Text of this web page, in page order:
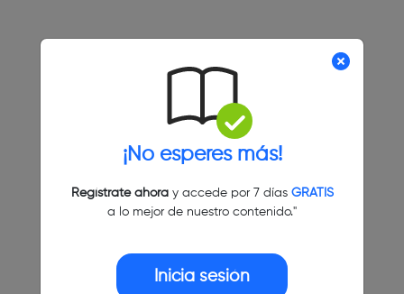
¡No esperes más!
Regístrate ahoray accede por 7 días GRATIS
a lo mejor de nuestro contenido."
Inicia sesión